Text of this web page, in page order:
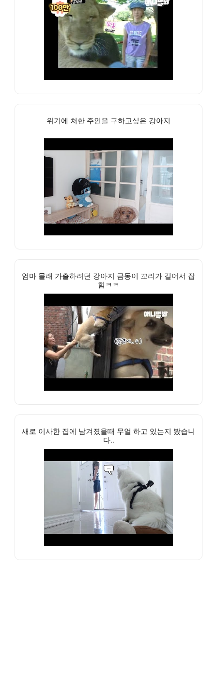
위기에 처한 주인을 구하고싶은 강아지
엄마 몰래 가출하려던 강아지 금동이 꼬리가 길어서 잡
힘ㅋㅋ
새로 이사한 집에 남겨졌을때 무얼 하고 있는지 봤습니
다..